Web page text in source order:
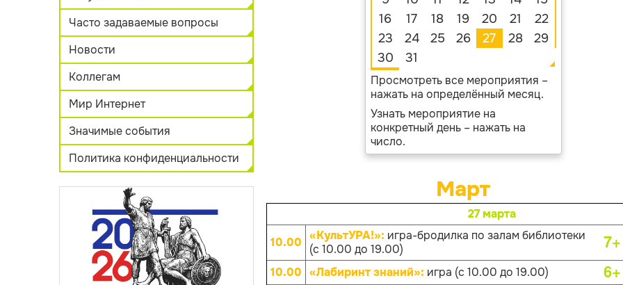
Часто задаваемые вопросы
Новости
Коллегам
Мир Интернет
Значимые события
Политика конфиденциальности
16
17 18 19 20 21
22
23
24 25 26 27 28
29
30
31
Просмотреть все мероприятия –
нажать на определённый месяц.
Узнать мероприятие на
конкретный день – нажать на
число.
Март
27 марта
10.00 «КультУРА!»: игра-бродилка по залам библиотеки
(с 10.00 до 19.00)
7+
10.00 «Лабиринт знаний»: игра (с 10.00 до 19.00) 6+